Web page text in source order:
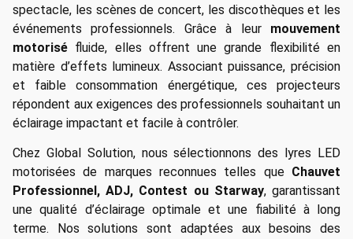
spectacle, les scènes de concert, les discothèques et les
événements professionnels. Grâce à leur mouvement
motorisé fluide, elles offrent une grande flexibilité en
matière d’effets lumineux. Associant puissance, précision
et faible consommation énergétique, ces projecteurs
répondent aux exigences des professionnels souhaitant un
éclairage impactant et facile à contrôler.
Chez Global Solution, nous sélectionnons des lyres LED
motorisées de marques reconnues telles que Chauvet
Professionnel, ADJ, Contest ou Starway, garantissant
une qualité d’éclairage optimale et une fiabilité à long
terme. Nos solutions sont adaptées aux besoins des